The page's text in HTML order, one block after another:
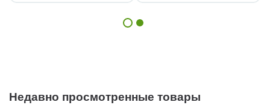
Недавно просмотренные товары